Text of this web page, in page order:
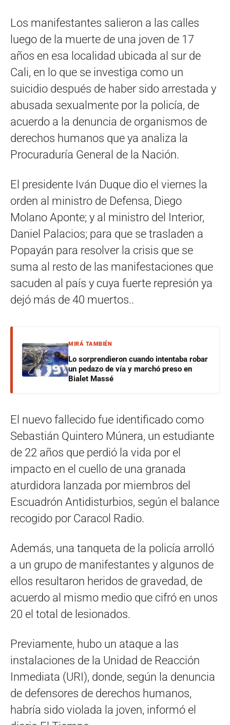
Los manifestantes salieron a las calles
luego de la muerte de una joven de 17
años en esa localidad ubicada al sur de
Cali, en lo que se investiga como un
suicidio después de haber sido arrestada y
abusada sexualmente por la policía, de
acuerdo a la denuncia de organismos de
derechos humanos que ya analiza la
Procuraduría General de la Nación.
El presidente Iván Duque dio el viernes la
orden al ministro de Defensa, Diego
Molano Aponte; y al ministro del Interior,
Daniel Palacios; para que se trasladen a
Popayán para resolver la crisis que se
suma al resto de las manifestaciones que
sacuden al país y cuya fuerte represión ya
dejó más de 40 muertos..
MIRÁ TAMBIÉN
Lo sorprendieron cuando intentaba robar
un pedazo de vía y marchó preso en
Bialet Massé
El nuevo fallecido fue identificado como
Sebastián Quintero Múnera, un estudiante
de 22 años que perdió la vida por el
impacto en el cuello de una granada
aturdidora lanzada por miembros del
Escuadrón Antidisturbios, según el balance
recogido por Caracol Radio.
Además, una tanqueta de la policía arrolló
a un grupo de manifestantes y algunos de
ellos resultaron heridos de gravedad, de
acuerdo al mismo medio que cifró en unos
20 el total de lesionados.
Previamente, hubo un ataque a las
instalaciones de la Unidad de Reacción
Inmediata (URI), donde, según la denuncia
de defensores de derechos humanos,
habría sido violada la joven, informó el